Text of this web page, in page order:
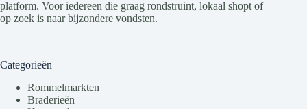
platform. Voor iedereen die graag rondstruint, lokaal shopt of
op zoek is naar bijzondere vondsten.
Categorieën
Rommelmarkten
Braderieën